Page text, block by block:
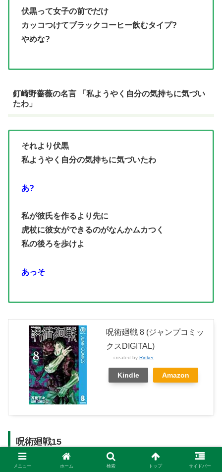
伏黒って女子の前でだけ
カッコつけてブラックコーヒー飲むタイプ?
やめな?
釘崎野薔薇の名言 「私ようやく自分の気持ちに気づい
たわ」
それより伏黒
私ようやく自分の気持ちに気づいたわ
あ?
私が彼氏を作るより先に
虎杖に彼女ができるのがなんかムカつく
私の後ろを歩けよ
あっそ
呪術廻戦 8 (ジャンプコミッ
クスDIGITAL)
created by Rinker
Kindle Amazon
呪術廻戦15
メニュー ホーム 検索 トップ サイドバー